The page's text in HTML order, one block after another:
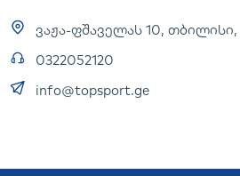
ვაჟა-ფშაველას 10,
0322052120
info@topsport.ge